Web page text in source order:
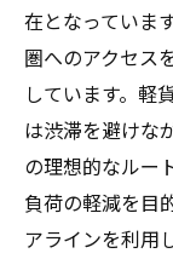
在となっていま
圏へのアクセス
しています。軽
は渋滞を避けな
の理想的なルー
負荷の軽減を目
アラインを利用